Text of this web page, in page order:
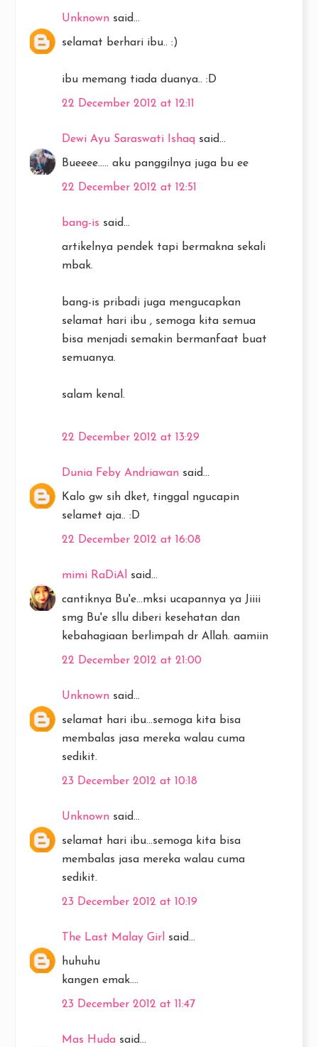
Unknown said...
selamat berhari ibu.. :)
ibu memang tiada duanya.. :D
22 December 2012 at 12:11
Dewi Ayu Saraswati Ishaq said...
Bueeee..... aku panggilnya juga bu ee
22 December 2012 at 12:51
bang-is said...
artikelnya pendek tapi bermakna sekali
mbak.
bang-is pribadi juga mengucapkan
selamat hari ibu , semoga kita semua
bisa menjadi semakin bermanfaat buat
semuanya.
salam kenal.
22 December 2012 at 13:29
Dunia Feby Andriawan said...
Kalo gw sih dket, tinggal ngucapin
selamet aja.. :D
22 December 2012 at 16:08
mimi RaDiAl said...
cantiknya Bu'e...mksi ucapannya ya Jiiii
smg Bu'e sllu diberi kesehatan dan
kebahagiaan berlimpah dr Allah. aamiin
22 December 2012 at 21:00
Unknown said...
selamat hari ibu...semoga kita bisa
membalas jasa mereka walau cuma
sedikit.
23 December 2012 at 10:18
Unknown said...
selamat hari ibu...semoga kita bisa
membalas jasa mereka walau cuma
sedikit.
23 December 2012 at 10:19
The Last Malay Girl said...
huhuhu
kangen emak....
23 December 2012 at 11:47
Mas Huda said...